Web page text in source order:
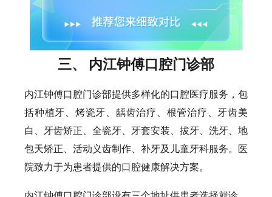
三、 内江钟傅口腔门诊部
内江钟傅口腔门诊部提供多样化的口腔医疗服务，包
括种植牙、烤瓷牙、龋齿治疗、根管治疗、牙齿美
白、牙齿矫正、全瓷牙、牙套安装、拔牙、洗牙、地
包天矫正、活动义齿制作、补牙及儿童牙科服务。医
院致力于为患者提供的口腔健康解决方案。